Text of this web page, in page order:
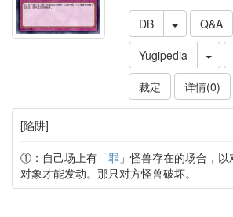
DB Q&A
Yugipedia
裁定
详情(0)
[陷阱]
①：自己场上有「罪」怪兽存在的场合，
对象才能发动。那只对方怪兽破坏。